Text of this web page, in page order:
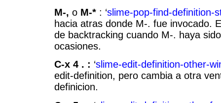
M-, o M-* : ‘slime-pop-find-definition-
hacia atras donde M-. fue invocado.
de backtracking cuando M-. haya
ocasiones.
C-x 4 . : ‘slime-edit-definition-other-
edit-definition, pero cambia a otra
definicion.